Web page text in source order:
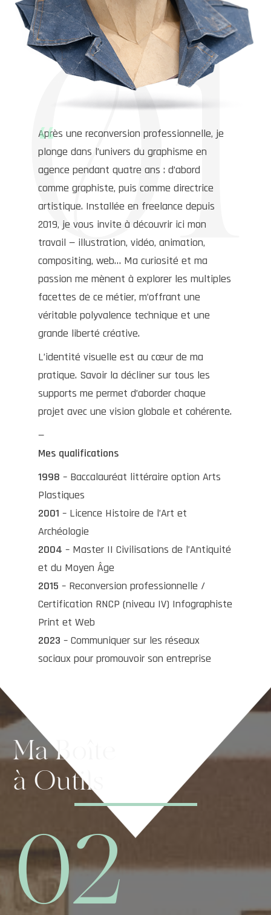
Après une reconversion professionnelle, je
plonge dans l’univers du graphisme en
agence pendant quatre ans : d’abord
comme graphiste, puis comme directrice
artistique. Installée en freelance depuis
2019, je vous invite à découvrir ici mon
travail — illustration, vidéo, animation,
compositing, web… Ma curiosité et ma
passion me mènent à explorer les multiples
facettes de ce métier, m’offrant une
véritable polyvalence technique et une
grande liberté créative.
L’identité visuelle est au cœur de ma
pratique. Savoir la décliner sur tous les
supports me permet d’aborder chaque
projet avec une vision globale et cohérente.
—
Mes qualifications
1998 – Baccalauréat littéraire option Arts
Plastiques
2001 – Licence Histoire de l’Art et
Archéologie
2004 – Master II Civilisations de l’Antiquité
et du Moyen Âge
2015 – Reconversion professionnelle /
Certification RNCP (niveau IV) Infographiste
Print et Web
2023 – Communiquer sur les réseaux
sociaux pour promouvoir son entreprise
Ma Boîte
à Outils
02